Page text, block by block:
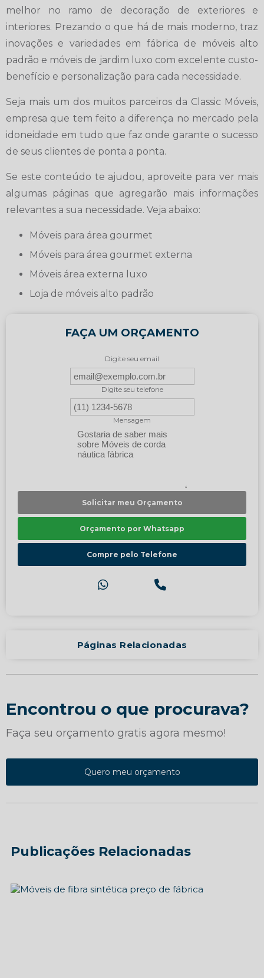
melhor no ramo de decoração de exteriores e
interiores. Prezando o que há de mais moderno, traz
inovações e variedades em fábrica de móveis alto
padrão e móveis de jardim luxo com excelente custo-
benefício e personalização para cada necessidade.
Seja mais um dos muitos parceiros da Classic Móveis,
empresa que tem feito a diferença no mercado pela
idoneidade em tudo que faz onde garante o sucesso
de seus clientes de ponta a ponta.
Se este conteúdo te ajudou, aproveite para ver mais
algumas páginas que agregarão mais informações
relevantes a sua necessidade. Veja abaixo:
móveis para área gourmet
móveis para área gourmet externa
móveis área externa luxo
loja de móveis alto padrão
FAÇA UM ORÇAMENTO
Digite seu email
Digite seu telefone
Mensagem
Solicitar meu Orçamento
Orçamento por Whatsapp
Compre pelo Telefone
Páginas Relacionadas
Encontrou o que procurava?
Faça seu orçamento gratis agora mesmo!
Quero meu orçamento
Publicações Relacionadas